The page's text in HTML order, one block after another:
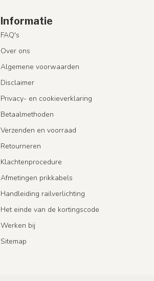
Informatie
FAQ's
Over ons
Algemene voorwaarden
Disclaimer
Privacy- en cookieverklaring
Betaalmethoden
Verzenden en voorraad
Retourneren
Klachtenprocedure
Afmetingen prikkabels
Handleiding railverlichting
Het einde van de kortingscode
Werken bij
Sitemap